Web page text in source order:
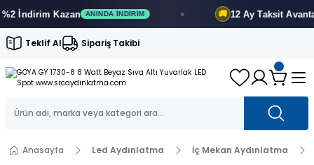
İndirimKazan ANINDA İNDIRIM 12 Ay Taksit Avantajı
Teklif Al Sipariş Takibi
Anasayfa Led Aydınlatma İç Mekan Aydınlatma